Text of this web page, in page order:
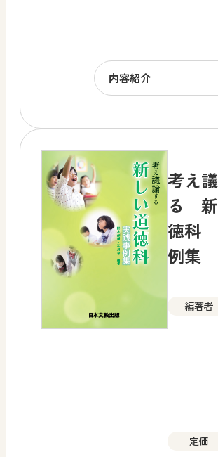
内容紹介
考え
る 新
徳科
例集
編著者
定価